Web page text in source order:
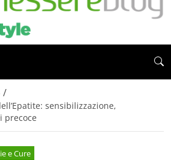
/
sensibilizzazione,
precoce
e Cure